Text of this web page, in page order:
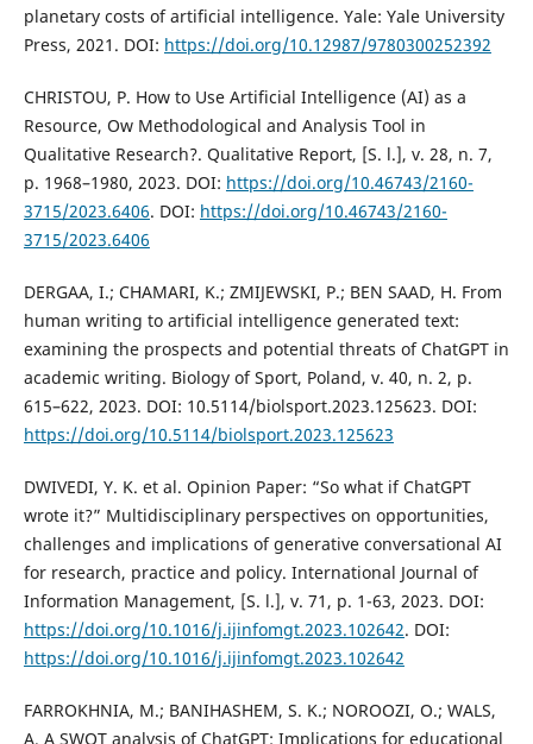
planetary costs of artificial intelligence. Yale: Yale University
Press, 2021. DOI: https://doi.org/10.12987/9780300252392
CHRISTOU, P. How to Use Artificial Intelligence (AI) as a
Resource, Ow Methodological and Analysis Tool in
Qualitative Research?. Qualitative Report, [S. l.], v. 28, n. 7,
p. 1968–1980, 2023. DOI: https://doi.org/10.46743/2160-
3715/2023.6406. DOI: https://doi.org/10.46743/2160-
3715/2023.6406
DERGAA, I.; CHAMARI, K.; ZMIJEWSKI, P.; BEN SAAD, H. From
human writing to artificial intelligence generated text:
examining the prospects and potential threats of ChatGPT in
academic writing. Biology of Sport, Poland, v. 40, n. 2, p.
615–622, 2023. DOI: 10.5114/biolsport.2023.125623. DOI:
https://doi.org/10.5114/biolsport.2023.125623
DWIVEDI, Y. K. et al. Opinion Paper: “So what if ChatGPT
wrote it?” Multidisciplinary perspectives on opportunities,
challenges and implications of generative conversational AI
for research, practice and policy. International Journal of
Information Management, [S. l.], v. 71, p. 1-63, 2023. DOI:
https://doi.org/10.1016/j.ijinfomgt.2023.102642. DOI:
https://doi.org/10.1016/j.ijinfomgt.2023.102642
FARROKHNIA, M.; BANIHASHEM, S. K.; NOROOZI, O.; WALS,
A. A SWOT analysis of ChatGPT: Implications for educational